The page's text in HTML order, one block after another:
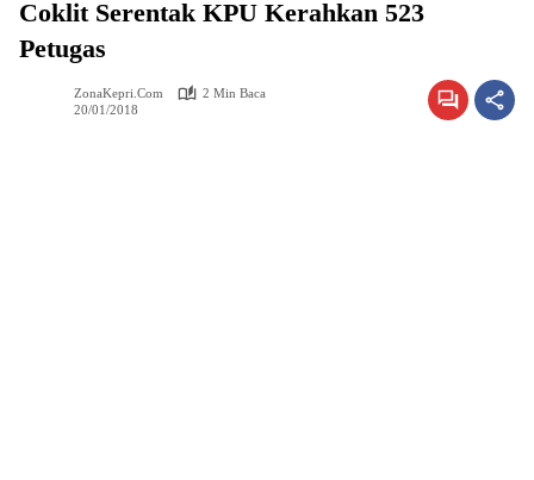
Coklit Serentak KPU Kerahkan 523
Petugas
ZonaKepri.com
2 Min Baca
20/01/2018